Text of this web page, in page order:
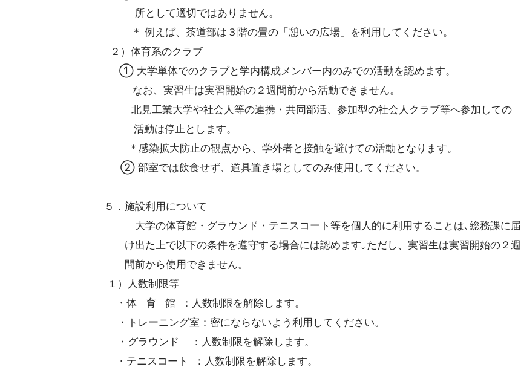
所として適切ではありません。
＊ 例えば、茶道部は３階の畳の「憩いの広場」を利用してください。
２）体育系のクラブ
① 大学単体でのクラブと学内構成メンバー内のみでの活動を認めます。
なお、実習生は実習開始の２週間前から活動できません。
北見工業大学や社会人等の連携・共同部活、参加型の社会人クラブ等へ参加しての
活動は停止とします。
＊感染拡大防止の観点から、学外者と接触を避けての活動となります。
② 部室では飲食せず、道具置き場としてのみ使用してください。
５．施設利用について
大学の体育館・グラウンド・テニスコート等を個人的に利用することは､総務課に届
け出た上で以下の条件を遵守する場合には認めます｡ただし、実習生は実習開始の２週
間前から使用できません。
１）人数制限等
・体 育 館 ：人数制限を解除します。
・トレーニング室：密にならないよう利用してください。
・グラウンド ：人数制限を解除します。
・テニスコート ：人数制限を解除します。